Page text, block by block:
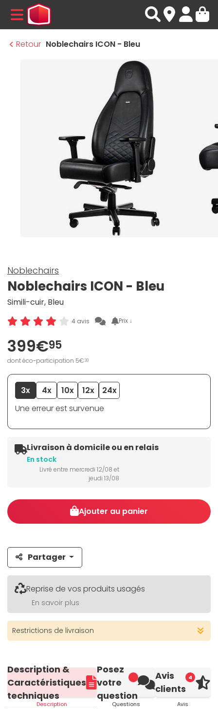
MENU
Retour Noblechairs ICON - Bleu
Noblechairs
Noblechairs ICON - Bleu
Simili-cuir, Bleu
4 avis Prix ↓
399€95
dont éco-participation 5€30
3x 4x 10x 12x
24x
Une erreur est survenue
Livraison à domicile ou en relais
En stock
Livré entre mercredi 12/08 et
jeudi 13/08
Ajouter au panier
Partager
Reprise de vos produits usagés
En savoir plus
Restrictions de livraison
Description &
Caractéristiques
techniques
Description
Posez
votre
question
Questions
4
Avis
clients
Avis